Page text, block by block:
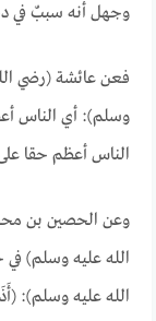
وجهل أنه سببٌ في
فعن عائشة (رضي
وسلم): أي الناس
الناس أعظم حقا
وعن الحصين بن
الله عليه وسلم)
الله عليه وسلم):